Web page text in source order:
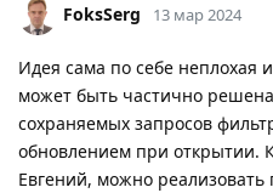
FoksSerg 13 мар 2024
Идея сама по себе неплохая
может быть частично
сохраняемых запросов
обновлением при открытии.
Евгений, можно реализовать